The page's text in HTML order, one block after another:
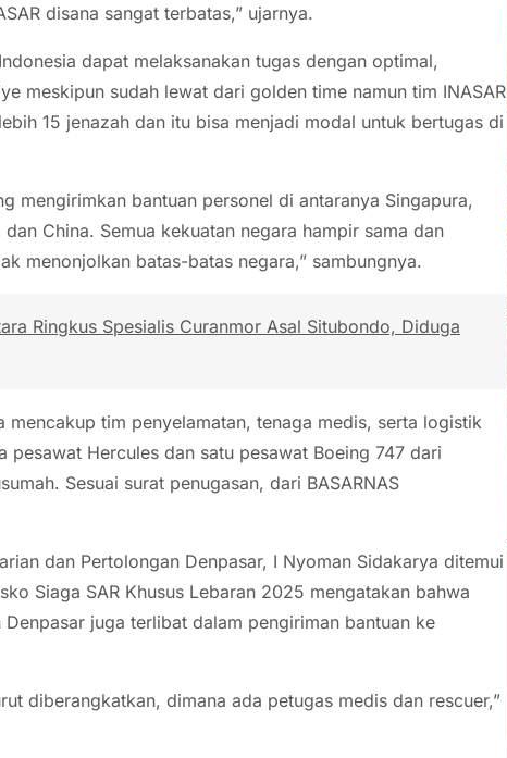
disana sangat terbatas,” ujarnya.
dapat melaksanakan tugas dengan optimal,
meskipun sudah lewat dari golden time namun tim INASAR
15 jenazah dan itu bisa menjadi modal untuk bertugas di
mengirimkan bantuan personel di antaranya Singapura,
China. Semua kekuatan negara hampir sama dan
menonjolkan batas-batas negara,” sambungnya.
Ringkus Spesialis Curanmor Asal Situbondo, Diduga
mencakup tim penyelamatan, tenaga medis, serta logistik
pesawat Hercules dan satu pesawat Boeing 747 dari
Sesuai surat penugasan, dari BASARNAS
dan Pertolongan Denpasar, I Nyoman Sidakarya ditemui
Siaga SAR Khusus Lebaran 2025 mengatakan bahwa
juga terlibat dalam pengiriman bantuan ke
diberangkatkan, dimana ada petugas medis dan rescuer,”